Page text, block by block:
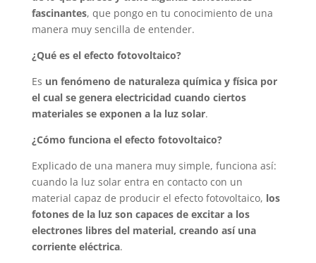
fascinantes, que pongo en tu conocimiento de una
manera muy sencilla de entender.
¿Qué es el efecto fotovoltaico?
Es un fenómeno de naturaleza química y física por
el cual se genera electricidad cuando ciertos
materiales se exponen a la luz solar.
¿Cómo funciona el efecto fotovoltaico?
Explicado de una manera muy simple, funciona así:
cuando la luz solar entra en contacto con un
material capaz de producir el efecto fotovoltaico, los
fotones de la luz son capaces de excitar a los
electrones libres del material, creando así una
corriente eléctrica.